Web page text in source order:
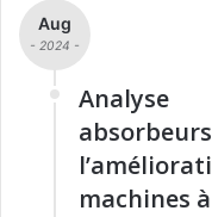
Aug
- 2024 -
Analyse
machines